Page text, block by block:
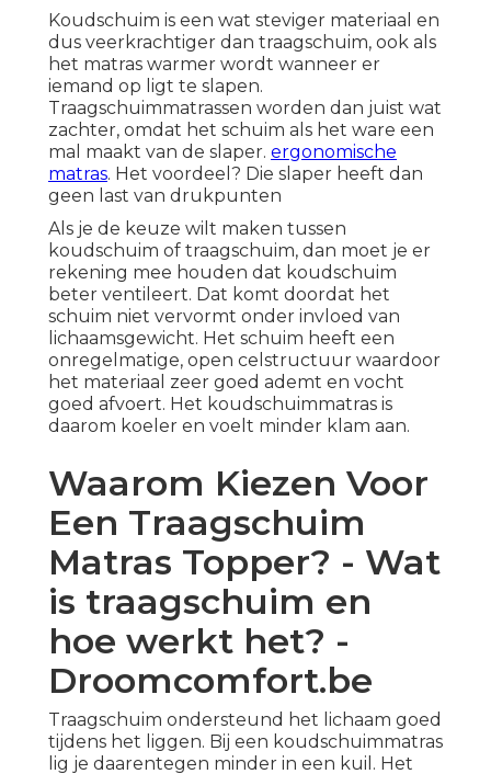
Koudschuim is een wat steviger materiaal en
dus veerkrachtiger dan traagschuim, ook als
het matras warmer wordt wanneer er
iemand op ligt te slapen.
Traagschuimmatrassen worden dan juist wat
zachter, omdat het schuim als het ware een
mal maakt van de slaper. ergonomische
matras. Het voordeel? Die slaper heeft dan
geen last van drukpunten
Als je de keuze wilt maken tussen
koudschuim of traagschuim, dan moet je er
rekening mee houden dat koudschuim
beter ventileert. Dat komt doordat het
schuim niet vervormt onder invloed van
lichaamsgewicht. Het schuim heeft een
onregelmatige, open celstructuur waardoor
het materiaal zeer goed ademt en vocht
goed afvoert. Het koudschuimmatras is
daarom koeler en voelt minder klam aan.
Waarom Kiezen Voor
Een Traagschuim
Matras Topper? - Wat
is traagschuim en
hoe werkt het? -
Droomcomfort.be
Traagschuim ondersteund het lichaam goed
tijdens het liggen. Bij een koudschuimmatras
lig je daarentegen minder in een kuil. Het